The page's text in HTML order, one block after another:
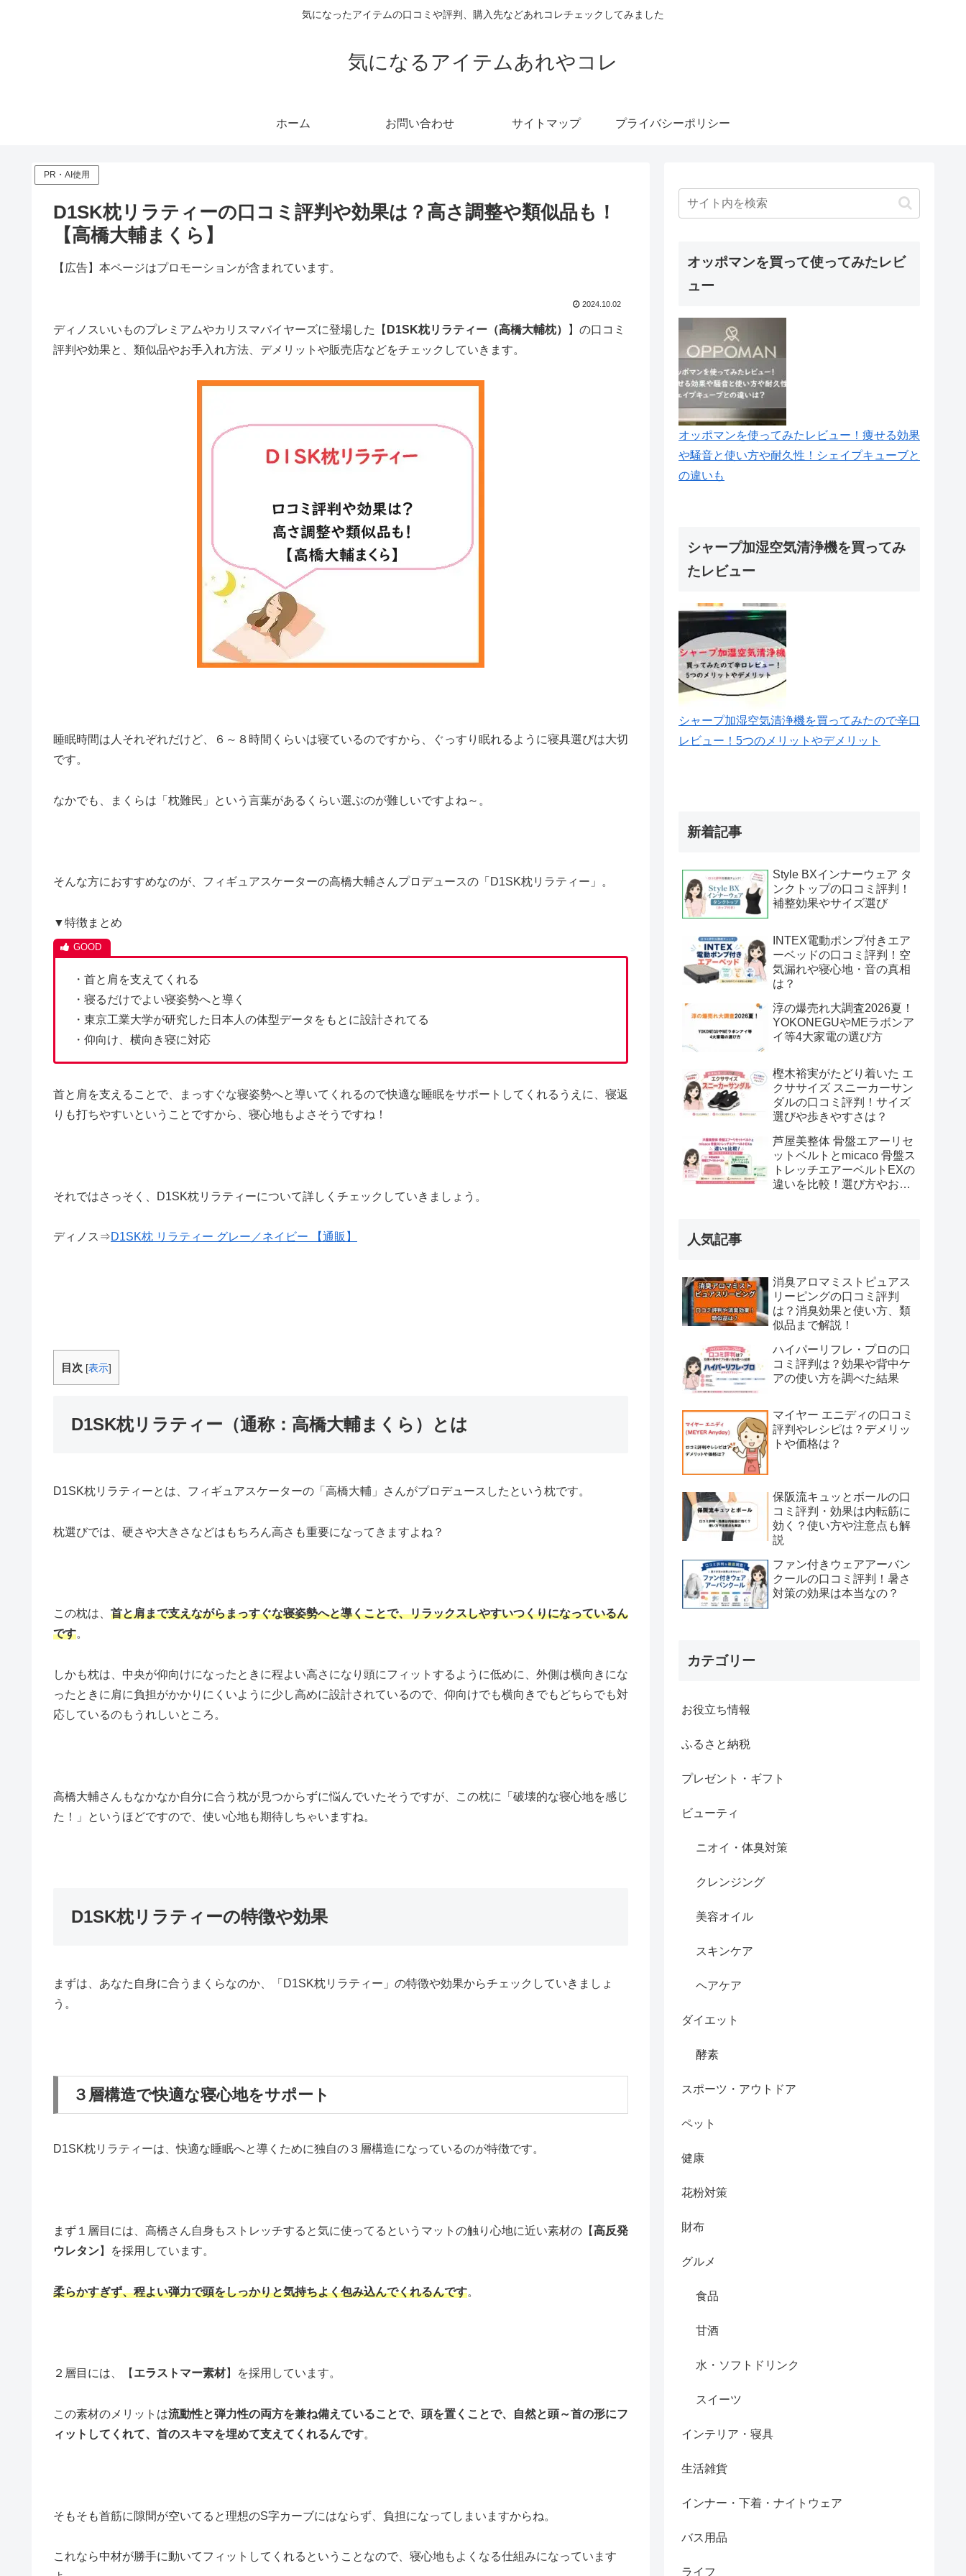
気になったアイテムの口コミや評判、購入先などあれコレチェックしてみました
気になるアイテムあれやコレ
ホーム お問い合わせ サイトマップ プライバシーポリシー
PR・AI使用
D1SK枕リラティーの口コミ評判や効果は？高さ調整や類似品も！
【高橋大輔まくら】
【広告】本ページはプロモーションが含まれています。
2024.10.02
ディノスいいものプレミアムやカリスマバイヤーズに登場した【 D1SK枕リラティー（高橋大輔枕）
】の口コミ
評判や効果と、類似品やお手入れ方法、デメリットや販売店などをチェックしていきます。
睡眠時間は人それぞれだけど、６～８時間くらいは寝ているのですから、ぐっすり眠れるように寝具選びは大切
です。
なかでも、まくらは「枕難民」という言葉があるくらい選ぶのが難しいですよね～。
そんな方におすすめなのが、フィギュアスケーターの高橋大輔さんプロデュースの「D1SK枕リラティー」。
▼特徴まとめ
・首と肩を支えてくれる
・寝るだけでよい寝姿勢へと導く
・東京工業大学が研究した日本人の体型データをもとに設計されてる
・仰向け、横向き寝に対応
首と肩を支えることで、まっすぐな寝姿勢へと導いてくれるので快適な睡眠をサポートしてくれるうえに、寝返
りも打ちやすいということですから、寝心地もよさそうですね！
それではさっそく、D1SK枕リラティーについて詳しくチェックしていきましょう。
ディノス⇒D1SK枕 リラティー グレー／ネイビー 【通販】
目次 [表示]
D1SK枕リラティー（通称：高橋大輔まくら）とは
D1SK枕リラティーとは、フィギュアスケーターの「高橋大輔」さんがプロデュースしたという枕です。
枕選びでは、硬さや大きさなどはもちろん高さも重要になってきますよね？
この枕は、 首と肩まで支えながらまっすぐな寝姿勢へと導くことで、リラックスしやすいつくりになっているん
です。
しかも枕は、中央が仰向けになったときに程よい高さになり頭にフィットするように低めに、外側は横向きにな
ったときに肩に負担がかかりにくいように少し高めに設計されているので、仰向けでも横向きでもどちらでも対
応しているのもうれしいところ。
高橋大輔さんもなかなか自分に合う枕が見つからずに悩んでいたそうですが、この枕に「破壊的な寝心地を感じ
た！」というほどですので、使い心地も期待しちゃいますね。
D1SK枕リラティーの特徴や効果
まずは、あなた自身に合うまくらなのか、「D1SK枕リラティー」の特徴や効果からチェックしていきましょ
う。
３層構造で快適な寝心地をサポート
D1SK枕リラティーは、快適な睡眠へと導くために独自の３層構造になっているのが特徴です。
まず１層目には、高橋さん自身もストレッチすると気に使ってるというマットの触り心地に近い素材の【高反発
ウレタン】を採用しています。
柔らかすぎず、程よい弾力で頭をしっかりと気持ちよく包み込んでくれるんです。
２層目には、【 エラストマー素材】を採用しています。
この素材のメリットは流動性と弾力性の両方を兼ね備えていることで、頭を置くことで、自然と頭～首の形にフ
ィットしてくれて、首のスキマを埋めて支えてくれるんです。
そもそも首筋に隙間が空いてると理想のS字カーブにはならず、負担になってしまいますからね。
これなら中材が勝手に動いてフィットしてくれるということなので、寝心地もよくなる仕組みになっています
オッポマンを買って使ってみたレビ
ュー
オッポマンを使ってみたレビュー！痩せる効果
や騒音と使い方や耐久性！シェイプキューブと
の違いも
シャープ加湿空気清浄機を買ってみ
たレビュー
シャープ加湿空気清浄機を買ってみたので辛口
レビュー！5つのメリットやデメリット
新着記事
Style BXインナーウェア タ
ンクトップの口コミ評判！
補整効果やサイズ選び
INTEX電動ポンプ付きエア
ーベッドの口コミ評判！空
気漏れや寝心地・音の真相
は？
淳の爆売れ大調査2026夏！
YOKONEGUやMEラボンア
イ等4大家電の選び方
樫木裕実がたどり着いた エ
クササイズ スニーカーサン
ダルの口コミ評判！サイズ
選びや歩きやすさは？
芦屋美整体 骨盤エアーリセ
ットベルトとmicaco 骨盤ス
トレッチエアーベルトEXの
違いを比較！選び方やおす
人気記事
消臭アロマミストピュアス
リーピングの口コミ評判
は？消臭効果と使い方、類
似品まで解説！
ハイパーリフレ・プロの口
コミ評判は？効果や背中ケ
アの使い方を調べた結果
マイヤー エニディの口コミ
評判やレシピは？デメリッ
トや価格は？
保阪流キュッとボールの口
コミ評判・効果は内転筋に
効く？使い方や注意点も解
説
ファン付きウェアアーバン
クールの口コミ評判！暑さ
対策の効果は本当なの？
カテゴリー
お役立ち情報
ふるさと納税
プレゼント・ギフト
ビューティ
ニオイ・体臭対策
クレンジング
美容オイル
スキンケア
ヘアケア
ダイエット
酵素
スポーツ・アウトドア
ペット
健康
花粉対策
財布
グルメ
食品
甘酒
水・ソフトドリンク
スイーツ
インテリア・寝具
生活雑貨
インナー・下着・ナイトウェア
バス用品
ライフ